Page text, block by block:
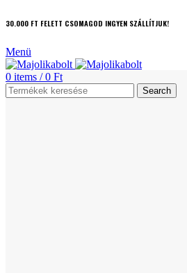
30.000 FT FELETT CSOMAGOD INGYEN SZÁLLÍTJUK!
Menü
0 items / 0 Ft
Search